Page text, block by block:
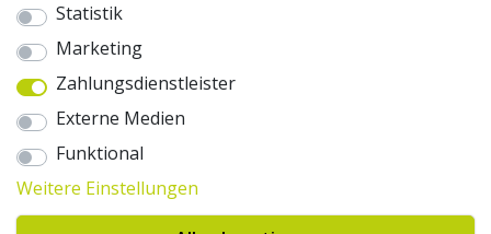
WIR VERSENDEN MIT
AUSZEICHNUNGEN & SICHERHEIT
© 2026 pentagonsports.de
Pentagon Sports GmbH & Co. KG
Daten­schutz­erklärung
Hinweise zur Batterieentsorgung
Statistik
Marketing
Zahlungsdienstleister
Externe Medien
Funktional
Weitere Einstellungen